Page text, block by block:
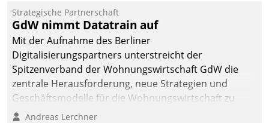
Unternehmen.
Strategische Partnerschaft
GdW nimmt Datatrain auf
Mit der Aufnahme des Berliner
Digitalisierungspartners unterstreicht der
Spitzenverband der Wohnungswirtschaft GdW die
zentrale Herausforderung, neue Strategien und
Geschäftsmodelle für die Wohnungswirtschaft zu
entwickeln.
Andreas Lerchner